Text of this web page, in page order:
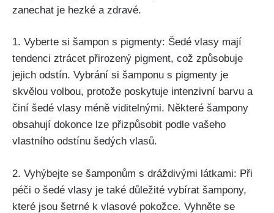
zanechat je hezké ​a zdravé.
1. Vyberte si ⁣šampon s pigmenty: Šedé vlasy mají
tendenci ztrácet⁣ přirozený pigment,⁣ což způsobuje
jejich odstín. Vybrání si šamponu s ⁢pigmenty je
skvělou volbou, protože poskytuje intenzivní barvu a
činí⁢ šedé​ vlasy méně viditelnými. ⁣Některé šampony
obsahují dokonce lze ‍přizpůsobit podle vašeho
vlastního odstínu šedých vlasů.
2. Vyhýbejte se šamponům s dráždivými​ látkami: Při
péči o šedé vlasy je také důležité‌ vybírat šampony,
které jsou šetrné⁢ k vlasové pokožce. Vyhněte se